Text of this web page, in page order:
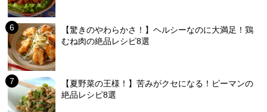
【驚きのやわらかさ！】ヘルシーなのに大満足！鶏
むね肉の絶品レシピ8選
【夏野菜の王様！】苦みがクセになる！ピーマンの
絶品レシピ8選